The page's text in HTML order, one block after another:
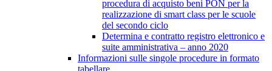
procedura di acquisto beni PON per la
realizzazione di smart class per le scuole
del secondo ciclo
Determina e contratto registro elettronico e
suite amministrativa – anno 2020
Informazioni sulle singole procedure in formato